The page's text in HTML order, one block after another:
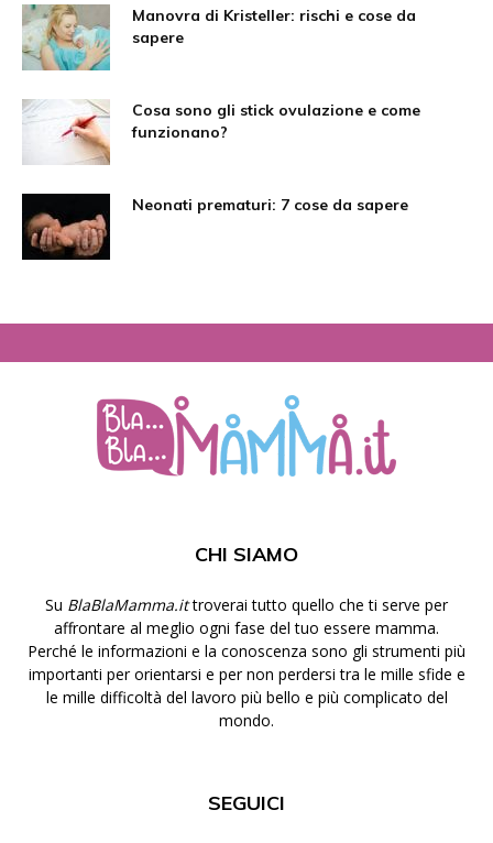
Manovra di Kristeller: rischi e cose da
sapere
Cosa sono gli stick ovulazione e come
funzionano?
Neonati prematuri: 7 cose da sapere
CHI SIAMO
Su BlaBlaMamma.ittroverai tutto quello che ti serve per
affrontare al meglio ogni fase del tuo essere mamma.
Perché le informazioni e la conoscenza sono gli strumenti più
importanti per orientarsi e per non perdersi tra le mille sfide e
le mille difficoltà del lavoro più bello e più complicato del
mondo.
SEGUICI